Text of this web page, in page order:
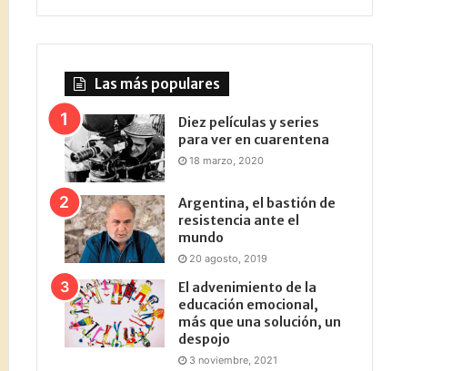
Las más populares
Diez películas y series
para ver en cuarentena
18 marzo, 2020
Argentina, el bastión de
resistencia ante el
mundo
20 agosto, 2019
El advenimiento de la
educación emocional,
más que una solución, un
despojo
3 noviembre, 2021